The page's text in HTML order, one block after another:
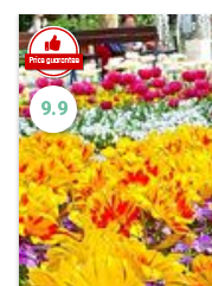
9.9